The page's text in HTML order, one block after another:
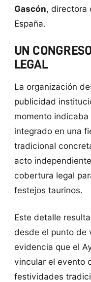
Gascón, directora
España.
UN
LEGAL
La organización
publicidad
momento
integrado en una
tradicional
acto
cobertura legal
festejos taurinos.
Este detalle
desde el punto de
evidencia que el
vincular el evento
festividades